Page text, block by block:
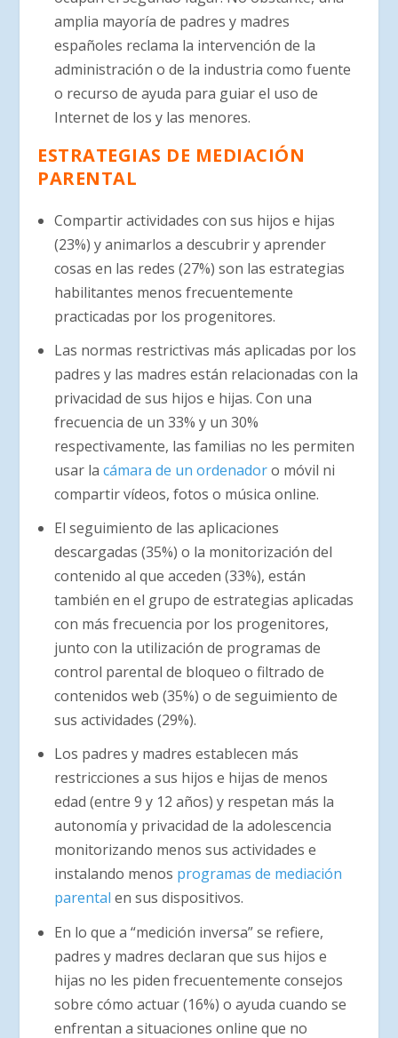
amplia mayoría de padres y madres
españoles reclama la intervención de la
administración o de la industria como fuente
o recurso de ayuda para guiar el uso de
Internet de los y las menores.
ESTRATEGIAS DE MEDIACIÓN
PARENTAL
Compartir actividades con sus hijos e hijas
(23%) y animarlos a descubrir y aprender
cosas en las redes (27%) son las estrategias
habilitantes menos frecuentemente
practicadas por los progenitores.
Las normas restrictivas más aplicadas por los
padres y las madres están relacionadas con la
privacidad de sus hijos e hijas. Con una
frecuencia de un 33% y un 30%
respectivamente, las familias no les permiten
usar la cámara de un ordenadoro móvil ni
compartir vídeos, fotos o música online.
El seguimiento de las aplicaciones
descargadas (35%) o la monitorización del
contenido al que acceden (33%), están
también en el grupo de estrategias aplicadas
con más frecuencia por los progenitores,
junto con la utilización de programas de
control parental de bloqueo o filtrado de
contenidos web (35%) o de seguimiento de
sus actividades (29%).
Los padres y madres establecen más
restricciones a sus hijos e hijas de menos
edad (entre 9 y 12 años) y respetan más la
autonomía y privacidad de la adolescencia
monitorizando menos sus actividades e
instalando menos programas de mediación
parental en sus dispositivos.
En lo que a “medición inversa” se refiere,
padres y madres declaran que sus hijos e
hijas no les piden frecuentemente consejos
sobre cómo actuar (16%) o ayuda cuando se
enfrentan a situaciones online que no